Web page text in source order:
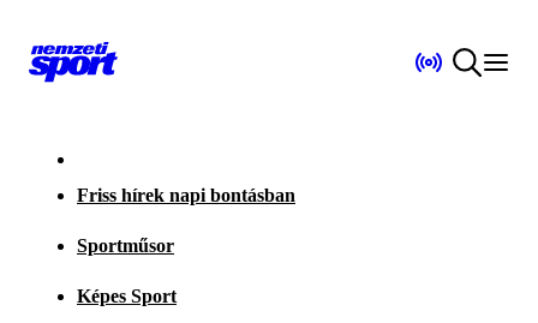
Friss hírek napi bontásban
Sportműsor
Képes Sport